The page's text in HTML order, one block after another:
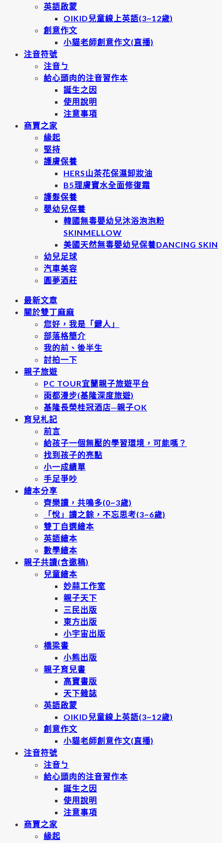
英語啟蒙
OIKID兒童線上英語(3~12歲)
創意作文
小貓老師創意作文(直播)
注音符號
注音ㄅ
給心頭肉的注音習作本
誕生之因
使用說明
注意事項
商賈之家
緣起
堅持
護膚保養
HERS山茶花保濕卸妝油
B5理膚寶水全面修復霜
護髮保養
嬰幼兒保養
韓國無毒嬰幼兒沐浴泡泡粉
SKINMELLOW
美國天然無毒嬰幼兒保養DANCING SKIN
幼兒足球
汽車美容
圓夢酒莊
最新文章
關於雙丁麻麻
您好，我是「鍵人」
部落格簡介
我的前、後半生
討拍一下
親子旅遊
PC TOUR宜蘭親子旅遊平台
雨都漫步(基隆深度旅遊)
基隆長榮桂冠酒店─親子OK
育兒札記
前言
給孩子一個無壓的學習環境，可能嗎？
找到孩子的亮點
小一成績單
手足爭吵
繪本分享
齊樂讀，共鳴多(0~3歲)
「悅」讀之餘，不忘思考(3~6歲)
雙丁自選繪本
英語繪本
數學繪本
親子共讀(含邀稿)
兒童繪本
妙蒜工作室
親子天下
三民出版
東方出版
小宇宙出版
橋梁書
小熊出版
親子育兒書
高寶書版
天下雜誌
英語啟蒙
OIKID兒童線上英語(3~12歲)
創意作文
小貓老師創意作文(直播)
注音符號
注音ㄅ
給心頭肉的注音習作本
誕生之因
使用說明
注意事項
商賈之家
緣起